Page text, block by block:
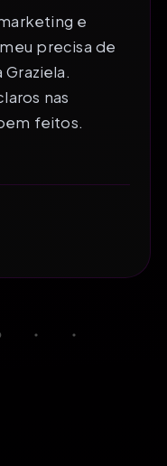
e
precisa de
nas
feitos.